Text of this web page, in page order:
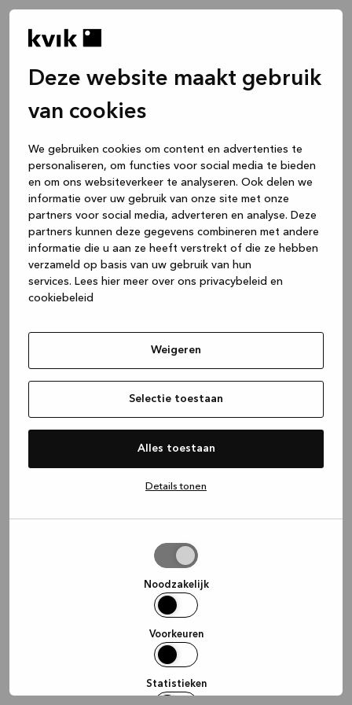
Deze website maakt gebruik
van cookies
We gebruiken cookies om content en advertenties te
personaliseren, om functies voor social media te bieden
en om ons websiteverkeer te analyseren. Ook delen we
informatie over uw gebruik van onze site met onze
partners voor social media, adverteren en analyse. Deze
partners kunnen deze gegevens combineren met andere
informatie die u aan ze heeft verstrekt of die ze hebben
verzameld op basis van uw gebruik van hun
services. Lees hier meer over ons privacybeleid en
cookiebeleid
Weigeren
Selectie toestaan
Alles toestaan
Details tonen
Noodzakelijk
Voorkeuren
Statistieken
(see the browser console for more
information).